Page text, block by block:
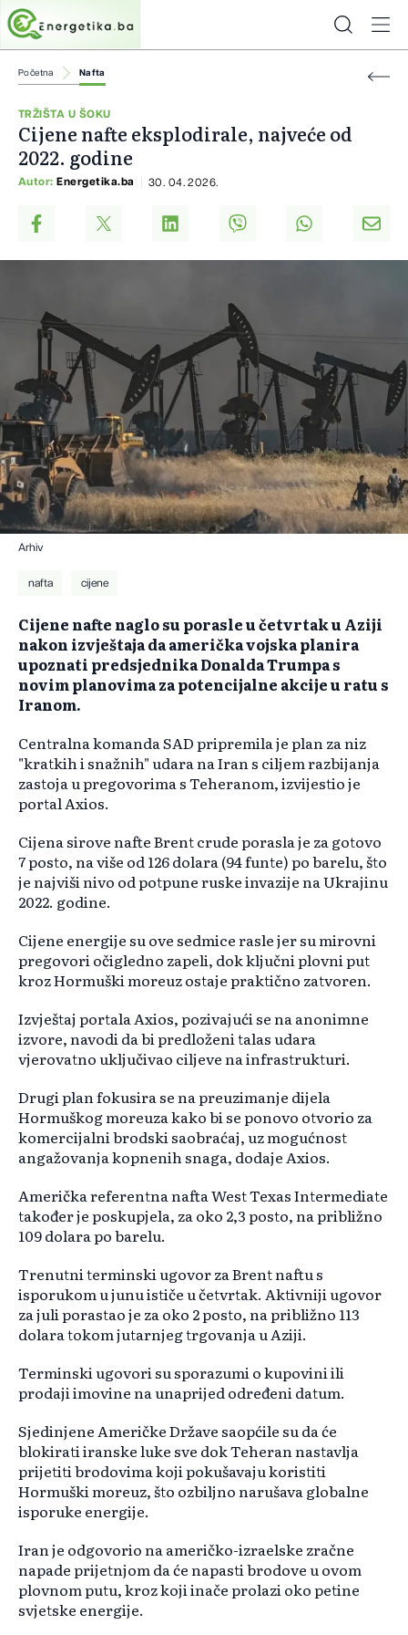
Početna Nafta
TRŽIŠTA U ŠOKU
Cijene nafte eksplodirale, najveće od
2022. godine
Autor: Energetika.ba 30. 04. 2026.
Arhiv
nafta cijene
Cijene nafte naglo su porasle u četvrtak u Aziji
nakon izvještaja da američka vojska planira
upoznati predsjednika Donalda Trumpa s
novim planovima za potencijalne akcije u ratu s
Iranom.
Centralna komanda SAD pripremila je plan za niz
"kratkih i snažnih" udara na Iran s ciljem razbijanja
zastoja u pregovorima s Teheranom, izvijestio je
portal Axios.
Cijena sirove nafte Brent crude porasla je za gotovo
7 posto, na više od 126 dolara (94 funte) po barelu, što
je najviši nivo od potpune ruske invazije na Ukrajinu
2022. godine.
Cijene energije su ove sedmice rasle jer su mirovni
pregovori očigledno zapeli, dok ključni plovni put
kroz Hormuški moreuz ostaje praktično zatvoren.
Izvještaj portala Axios, pozivajući se na anonimne
izvore, navodi da bi predloženi talas udara
vjerovatno uključivao ciljeve na infrastrukturi.
Drugi plan fokusira se na preuzimanje dijela
Hormuškog moreuza kako bi se ponovo otvorio za
komercijalni brodski saobraćaj, uz mogućnost
angažovanja kopnenih snaga, dodaje Axios.
Američka referentna nafta West Texas Intermediate
također je poskupjela, za oko 2,3 posto, na približno
109 dolara po barelu.
Trenutni terminski ugovor za Brent naftu s
isporukom u junu ističe u četvrtak. Aktivniji ugovor
za juli porastao je za oko 2 posto, na približno 113
dolara tokom jutarnjeg trgovanja u Aziji.
Terminski ugovori su sporazumi o kupovini ili
prodaji imovine na unaprijed određeni datum.
Sjedinjene Američke Države saopćile su da će
blokirati iranske luke sve dok Teheran nastavlja
prijetiti brodovima koji pokušavaju koristiti
Hormuški moreuz, što ozbiljno narušava globalne
isporuke energije.
Iran je odgovorio na američko-izraelske zračne
napade prijetnjom da će napasti brodove u ovom
plovnom putu, kroz koji inače prolazi oko petine
svjetske energije.